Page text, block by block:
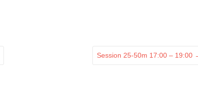
Session 25-50m 17:00 – 19:00